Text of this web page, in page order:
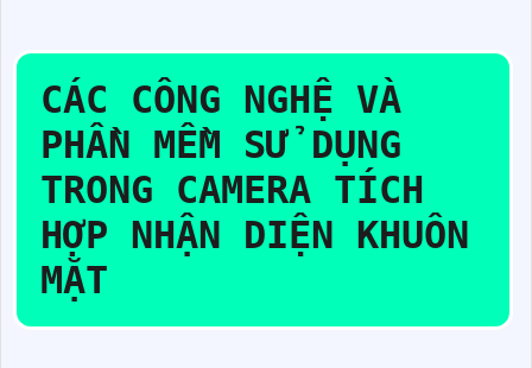
CÁC CÔNG NGHỆ VÀ
PHẦN MỀM SỬ DỤNG
TRONG CAMERA TÍCH
HỢP NHẬN DIỆN KHUÔN
MẶT